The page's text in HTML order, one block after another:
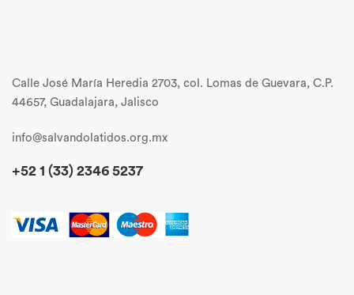
Calle José María Heredia 2703, col. Lomas de Guevara, C.P.
44657, Guadalajara, Jalisco
info@salvandolatidos.org.mx
+52 1 (33) 2346 5237